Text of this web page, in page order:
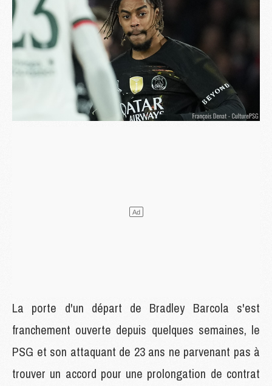
La porte d'un départ de Bradley Barcola s'est
franchement ouverte depuis quelques semaines, le
PSG et son attaquant de 23 ans ne parvenant pas à
trouver un accord pour une prolongation de contrat